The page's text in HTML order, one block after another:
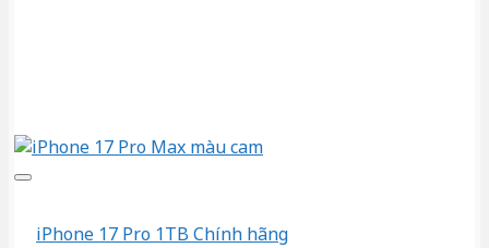
iPhone 17 Pro 1TB Chính hãng